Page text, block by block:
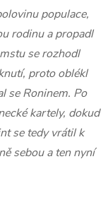
populace,
rodinu a propadl
se rozhodl
proto oblékl
se Roninem. Po
kartely, dokud
se tedy vrátil k
sebou a ten nyní